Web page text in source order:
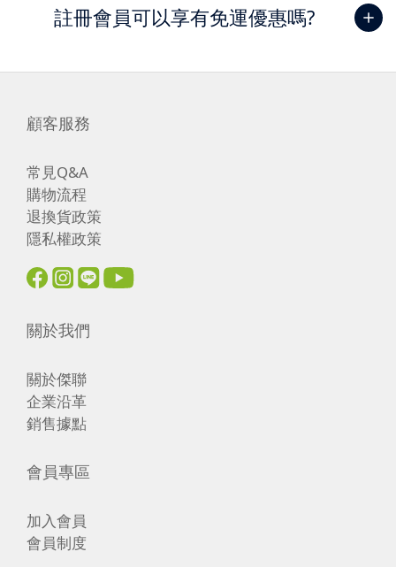
註冊會員可以享有免運優惠嗎?
顧客服務
常見Q&A
購物流程
退換貨政策
隱私權政策
關於我們
關於傑聯
企業沿革
銷售據點
會員專區
加入會員
會員制度